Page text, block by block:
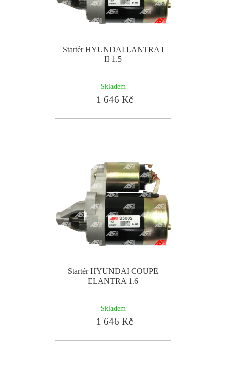
Startér HYUNDAI LANTRA I
II 1.5
Skladem
1 646 Kč
Startér HYUNDAI COUPE
ELANTRA 1.6
Skladem
1 646 Kč